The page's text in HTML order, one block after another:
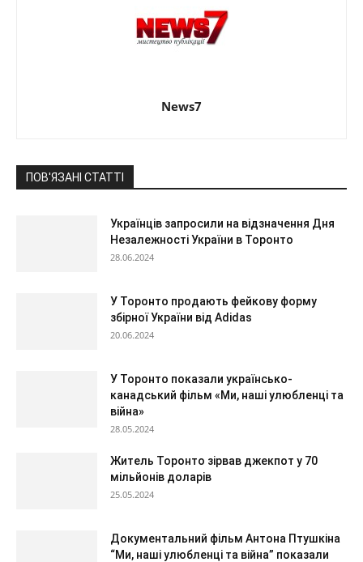
News7
ПОВ'ЯЗАНІ СТАТТІ
Українців запросили на відзначення Дня
Незалежності України в Торонто
28.06.2024
У Торонто продають фейкову форму
збірної України від Adidas
20.06.2024
У Торонто показали українсько-
канадський фільм «Ми, наші улюбленці та
війна»
28.05.2024
Житель Торонто зірвав джекпот у 70
мільйонів доларів
25.05.2024
Документальний фільм Антона Птушкіна
“Ми, наші улюбленці та війна” показали